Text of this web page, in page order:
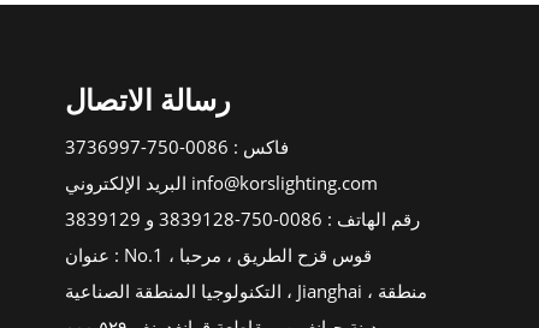
رسالة الاتصال
فاكس : 0086-750-3736997
البريد الإلكتروني info@korslighting.com
رقم الهاتف : 0086-750-3839128 و 3839129
عنوان : No.1 ، قوس قزح الطريق ، مرحبا
التكنولوجيا المنطقة الصناعية ، Jianghai منطقة ،